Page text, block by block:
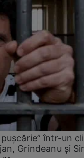
într-un
Grindeanu și